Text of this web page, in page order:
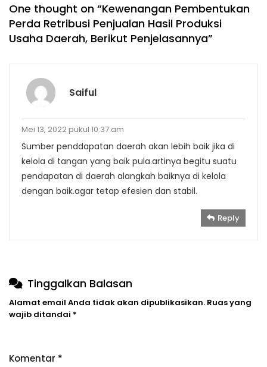
One thought on “Kewenangan Pembentukan
Perda Retribusi Penjualan Hasil Produksi
Usaha Daerah, Berikut Penjelasannya”
Saiful
Mei 13, 2022 pukul 10:37 am
Sumber penddapatan daerah akan lebih baik jika di
kelola di tangan yang baik pula.artinya begitu suatu
pendapatan di daerah alangkah baiknya di kelola
dengan baik.agar tetap efesien dan stabil.
Reply
Tinggalkan Balasan
Alamat email Anda tidak akan dipublikasikan. Ruas yang
wajib ditandai *
Komentar *